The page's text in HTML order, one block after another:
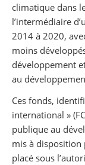
climatique dans
l’intermédiaire
2014 à 2020,
moins
développement
au
Ces fonds,
international »
publique au
mis à disposition
placé sous